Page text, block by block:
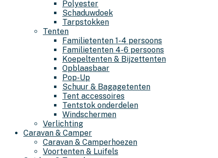
Polyester
Schaduwdoek
Tarpstokken
Tenten
Familietenten 1-4 persoons
Familietenten 4-6 persoons
Koepeltenten & Bijzettenten
Opblaasbaar
Pop-Up
Schuur & Bagagetenten
Tent accessoires
Tentstok onderdelen
Windschermen
Verlichting
Caravan & Camper
Caravan & Camperhoezen
Voortenten & Luifels